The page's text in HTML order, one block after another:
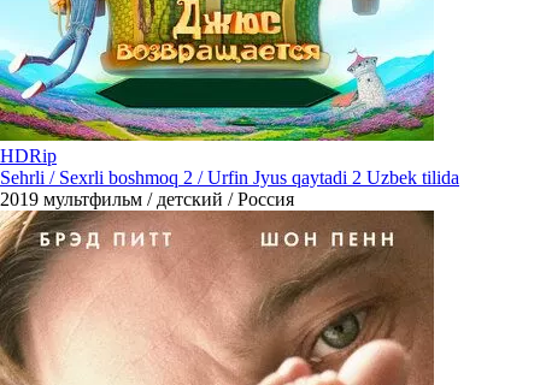
HDRip
Sehrli / Sexrli boshmoq 2 / Urfin Jyus qaytadi 2 Uzbek tilida
2019 мультфильм / детский / Россия